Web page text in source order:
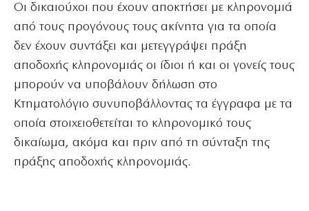
Οι δικαιούχοι που έχουν αποκτήσει με κληρονομιά
από τους προγόνους τους ακίνητα για τα οποία
δεν έχουν συντάξει και μετεγγράψει πράξη
αποδοχής κληρονομιάς οι ίδιοι ή και οι γονείς τους
μπορούν να υποβάλουν δήλωση στο
Κτηματολόγιο συνυποβάλλοντας τα έγγραφα με τα
οποία στοιχειοθετείται το κληρονομικό τους
δικαίωμα, ακόμα και πριν από τη σύνταξη της
πράξης αποδοχής κληρονομιάς.